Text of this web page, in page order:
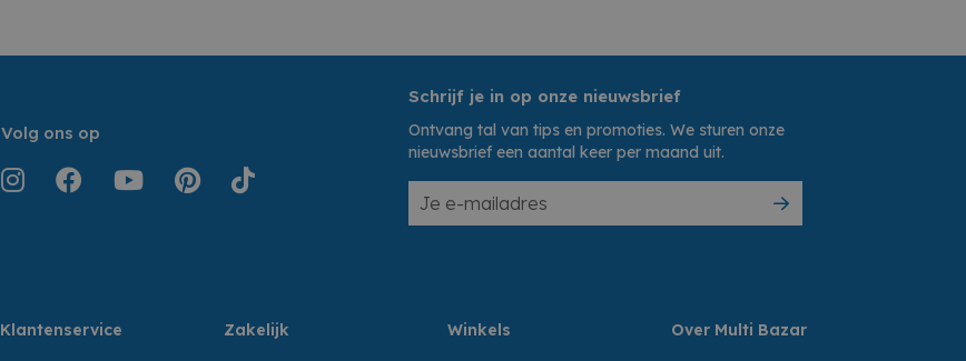
Volg ons op
Schrijf je in op onze nieuwsbrief
Ontvang tal van tips en promoties. We sturen onze
nieuwsbrief een aantal keer per maand uit.
Klantenservice
Zakelijk
Winkels
Over Multi Bazar